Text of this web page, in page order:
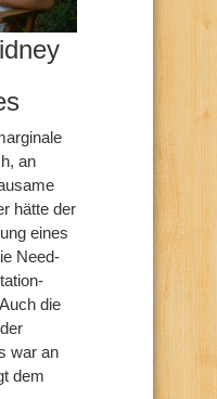
an
hätte der
eines
Need-
die
war an
dem